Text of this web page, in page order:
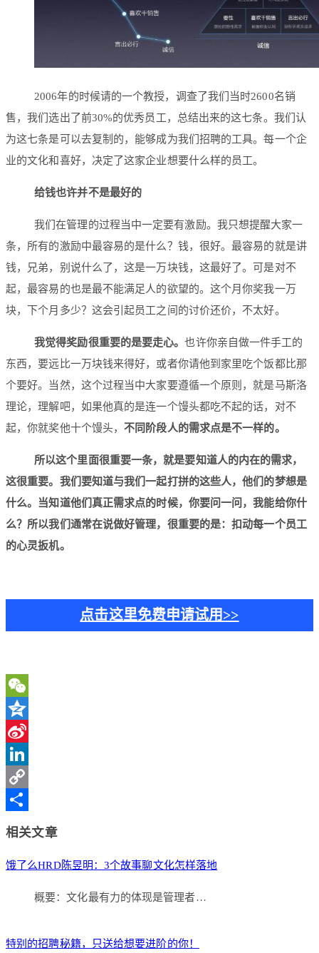
2006年的时候请的一个教授，调查了我们当时2600名销
售，我们选出了前30%的优秀员工，总结出来的这七条。我们认
为这七条是可以去复制的，能够成为我们招聘的工具。每一个企
业的文化和喜好，决定了这家企业想要什么样的员工。
给钱也许并不是最好的
我们在管理的过程当中一定要有激励。我只想提醒大家一
条，所有的激励中最容易的是什么？钱，很好。最容易的就是讲
钱，兄弟，别说什么了，这是一万块钱，这最好了。可是对不
起，最容易的也是最不能满足人的欲望的。这个月你奖我一万
块，下个月多少？这会引起员工之间的讨价还价，不太好。
我觉得奖励很重要的是要走心。也许你亲自做一件手工的
东西，要远比一万块钱来得好，或者你请他到家里吃个饭都比那
个要好。当然，这个过程当中大家要遵循一个原则，就是马斯洛
理论，理解吧，如果他真的是连一个馒头都吃不起的话，对不
起，你就奖他十个馒头，不同阶段人的需求点是不一样的。
所以这个里面很重要一条，就是要知道人的内在的需求，
这很重要。我们要知道与我们一起打拼的这些人，他们的梦想是
什么。当知道他们真正需求点的时候，你要问一问，我能给你什
么？所以我们通常在说做好管理，很重要的是：扣动每一个员工
的心灵扳机。
点击这里免费申请试用>>
WeChat
Qzone
Sina
Weibo
LinkedIn
Copy
相关文章
饿了么HRD陈昱明：3个故事聊文化怎样落地
概要：文化最有力的体现是管理者…
特别的招聘秘籍，只送给想要进阶的你！